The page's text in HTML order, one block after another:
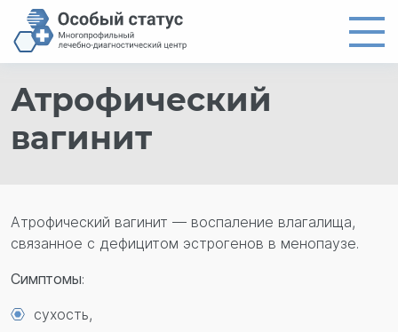
О центре
Атрофический
вагинит
Атрофический вагинит — воспаление влагалища,
связанное с дефицитом эстрогенов в менопаузе.
Симптомы:
сухость,